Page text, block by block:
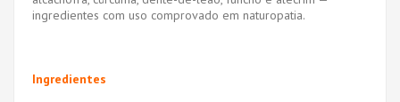
ingredientes com uso comprovado em naturopatia.
Ingredientes